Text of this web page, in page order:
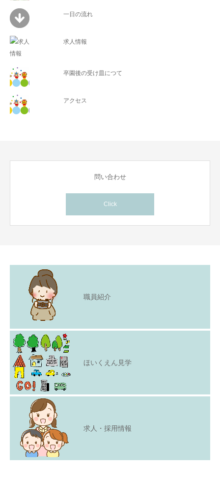
一日の流れ
求人情報
卒園後の受け皿につて
アクセス
問い合わせ
Click
職員紹介
ほいくえん見学
求人・採用情報